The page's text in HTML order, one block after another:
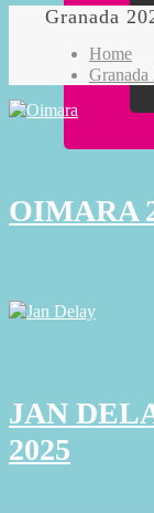
Granada
Home
Granada
OIMARA
JAN
2025